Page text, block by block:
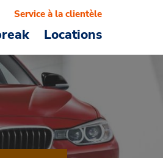
Locations
Service à la clientèle